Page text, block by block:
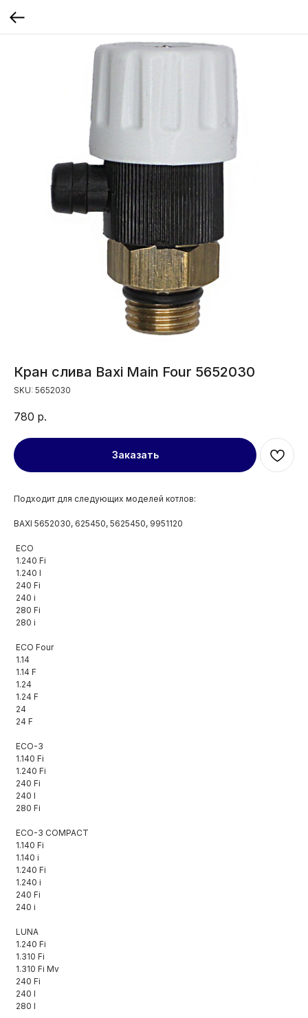
Кран слива Baxi Main Four 5652030
SKU: 5652030
780 р.
Заказать
Подходит для следующих моделей котлов:
BAXI 5652030, 625450, 5625450, 9951120
ECO
1.240 Fi
1.240 I
240 Fi
240 i
280 Fi
280 i
ECO Four
1.14
1.14 F
1.24
1.24 F
24
24 F
ECO-3
1.140 Fi
1.240 Fi
240 Fi
240 I
280 Fi
ECO-3 COMPACT
1.140 Fi
1.140 i
1.240 Fi
1.240 i
240 Fi
240 i
LUNA
1.240 Fi
1.310 Fi
1.310 Fi Mv
240 Fi
240 I
280 I